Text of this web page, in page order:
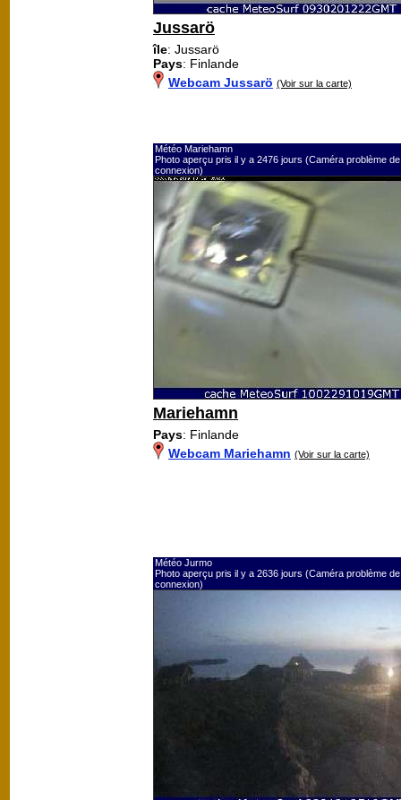
Jussarö
île: Jussarö
Pays: Finlande
Webcam Jussarö (Voir sur la carte)
Météo Mariehamn
Photo aperçu pris il y a 2476 jours (Caméra problème de
connexion)
Mariehamn
Pays: Finlande
Webcam Mariehamn (Voir sur la carte)
Météo Jurmo
Photo aperçu pris il y a 2636 jours (Caméra problème de
connexion)